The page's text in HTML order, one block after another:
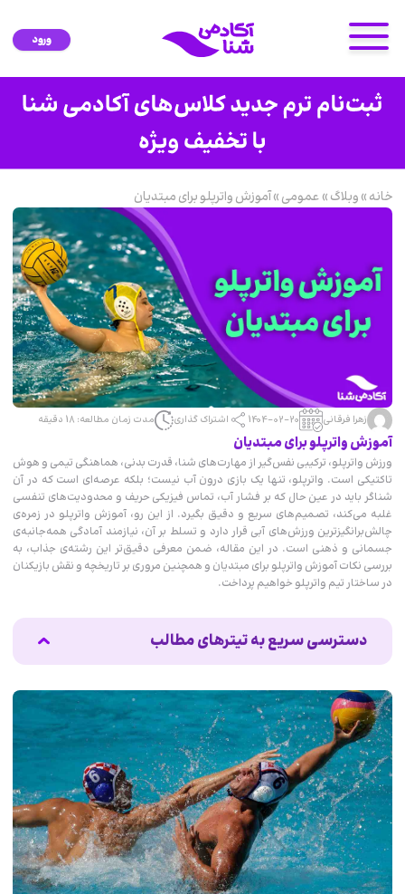
ورود
خانه»وبلاگ»عمومی»آموزش واترپلو برای مبتدیان
زهرا فرقانی 1404-02-20 اشتراک گذاری مدت زمان مطالعه: 18 دقیقه
آموزش واترپلو برای مبتدیان
ورزش واترپلو، ترکیبی نفس‌گیر از مهارت‌های شنا، قدرت بدنی، هماهنگی تیمی و هوش
تاکتیکی است. واترپلو، تنها یک بازی درون آب نیست؛ بلکه عرصه‌ای‌ است که در آن
شناگر باید در عین حال که بر فشار آب، تماس فیزیکی حریف و محدودیت‌های تنفسی
غلبه می‌کند، تصمیم‌های سریع و دقیق بگیرد. از این رو، آموزش واترپلو در زمره‌ی
چالش‌برانگیزترین ورزش‌های آبی قرار دارد و تسلط بر آن، نیازمند آمادگی همه‌جانبه‌ی
جسمانی و ذهنی‌ است. در این مقاله، ضمن معرفی دقیق‌تر این رشته‌ی جذاب، به
بررسی نکات آموزش واترپلو برای مبتدیان و همچنین مروری بر تاریخچه و نقش بازیکنان
در ساختار تیم واترپلو خواهیم پرداخت.
دسترسی سریع به تیترهای مطالب
آشنایی پایه با اصول و قوانین واترپلو
تجهیزات مورد نیاز برای شروع ورزش واترپلو
مهارت‌های پایه برای شروع واترپلو
تمرینات ساده برای شروع در آب
از چه سنی می‌توان واتر پلو را شروع کرد؟
آیا برای شروع واتر پلو باید شناگر حرفه‌ای باشم؟